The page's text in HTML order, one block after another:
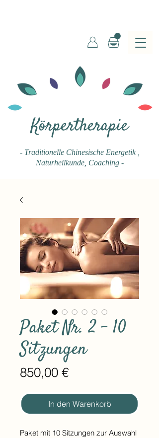
Körpertherapie
- Traditionelle Chinesische Energetik
Naturheilkunde, Coaching -
Paket Nr. 2 - 10
Sitzungen
850,00 €Preis
In den Warenkorb
Paket mit 10 Sitzungen zur Auswahl